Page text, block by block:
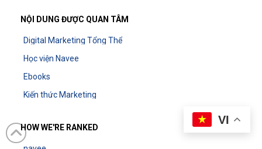
NỘI DUNG ĐƯỢC QUAN TÂM
Digital Marketing Tổng Thể
Học viện Navee
Ebooks
Kiến thức Marketing
HOW WE'RE RANKED
VI